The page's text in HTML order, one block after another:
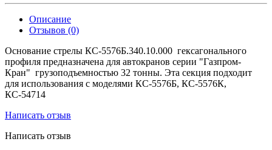
Описание
Отзывов (0)
Основание стрелы КС-5576Б.340.10.000 гексагонального
профиля предназначена для автокранов серии "Газпром-
Кран" грузоподъемностью 32 тонны. Эта секция подходит
для использования с моделями КС-5576Б, КС-5576К,
КС-54714
Написать отзыв
Написать отзыв